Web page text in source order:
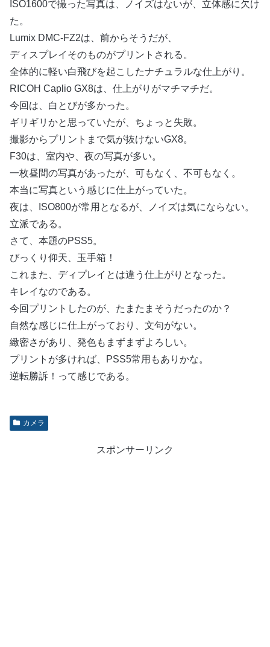
ISO1600で撮った写真は、ノイズはないが、立体感に欠け
た。
Lumix DMC-FZ2は、前からそうだが、
ディスプレイそのものがプリントされる。
全体的に軽い白飛びを起こしたナチュラルな仕上がり。
RICOH Caplio GX8は、仕上がりがマチマチだ。
今回は、白とびが多かった。
ギリギリかと思っていたが、ちょっと失敗。
撮影からプリントまで気が抜けないGX8。
F30は、室内や、夜の写真が多い。
一枚昼間の写真があったが、可もなく、不可もなく。
本当に写真という感じに仕上がっていた。
夜は、ISO800が常用となるが、ノイズは気にならない。
立派である。
さて、本題のPSS5。
びっくり仰天、玉手箱！
これまた、ディプレイとは違う仕上がりとなった。
キレイなのである。
今回プリントしたのが、たまたまそうだったのか？
自然な感じに仕上がっており、文句がない。
緻密さがあり、発色もまずまずよろしい。
プリントが多ければ、PSS5常用もありかな。
逆転勝訴！って感じである。
カメラ
スポンサーリンク